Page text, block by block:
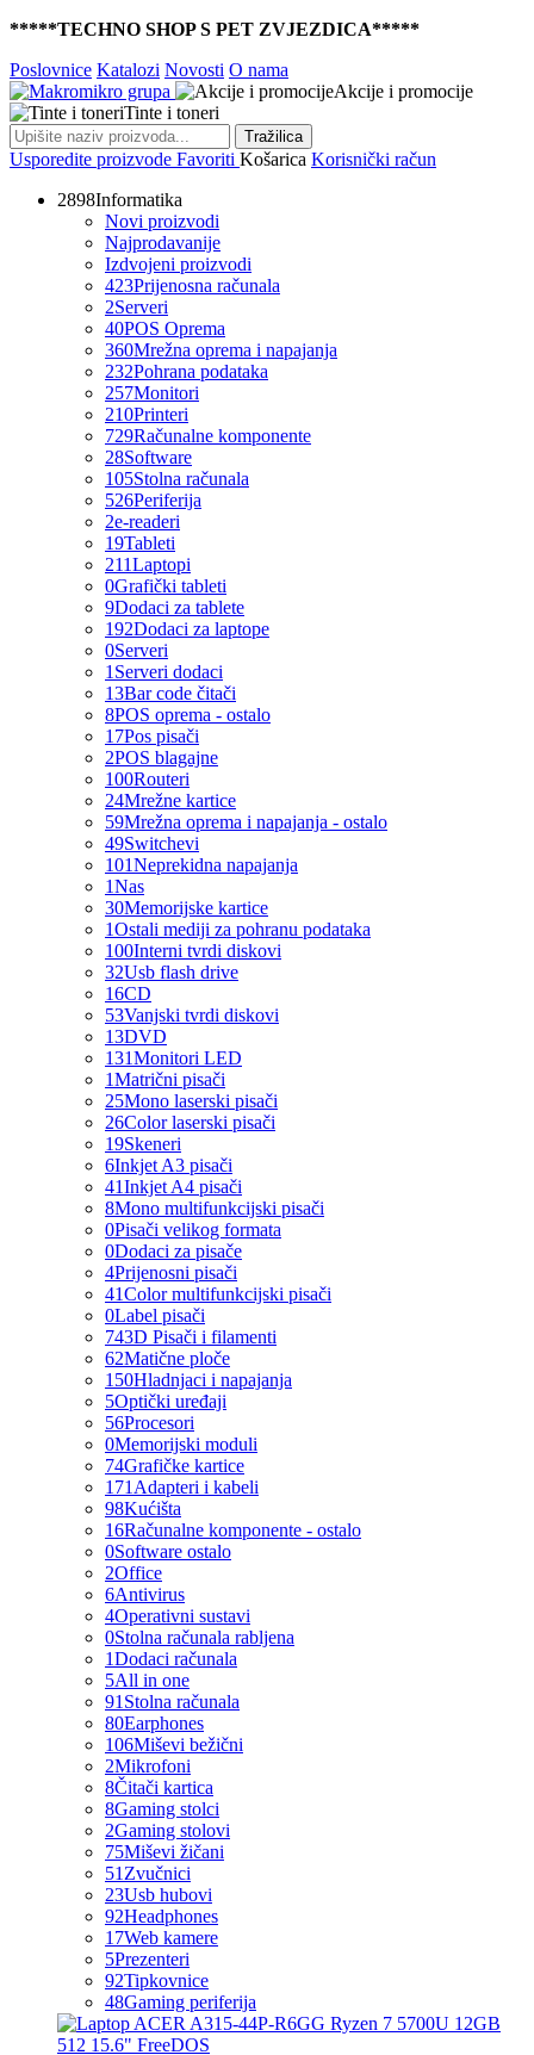
*****TECHNO SHOP S PET ZVJEZDICA*****
Poslovnice Katalozi Novosti O nama
Akcije i promocije
Tinte i toneri
Tražilica
Usporedite proizvode Favoriti Košarica Korisnički račun
2898Informatika
Novi proizvodi
Najprodavanije
Izdvojeni proizvodi
423Prijenosna računala
2Serveri
40POS Oprema
360Mrežna oprema i napajanja
232Pohrana podataka
257Monitori
210Printeri
729Računalne komponente
28Software
105Stolna računala
526Periferija
2e-readeri
19Tableti
211Laptopi
0Grafički tableti
9Dodaci za tablete
192Dodaci za laptope
0Serveri
1 Serveri dodaci
13Bar code čitači
8POS oprema - ostalo
17Pos pisači
2POS blagajne
100Routeri
24Mrežne kartice
59Mrežna oprema i napajanja - ostalo
49Switchevi
101Neprekidna napajanja
1Nas
30Memorijske kartice
1Ostali mediji za pohranu podataka
100Interni tvrdi diskovi
32Usb flash drive
16CD
53Vanjski tvrdi diskovi
13DVD
131Monitori LED
1Matrični pisači
25Mono laserski pisači
26Color laserski pisači
19Skeneri
6Inkjet A3 pisači
41Inkjet A4 pisači
8Mono multifunkcijski pisači
0Pisači velikog formata
0Dodaci za pisače
4Prijenosni pisači
41Color multifunkcijski pisači
0Label pisači
743D Pisači i filamenti
62Matične ploče
150Hladnjaci i napajanja
5Optički uređaji
56Procesori
0Memorijski moduli
74Grafičke kartice
171 Adapteri i kabeli
98Kućišta
16Računalne komponente - ostalo
0Software ostalo
2Office
6Antivirus
4Operativni sustavi
0Stolna računala rabljena
1Dodaci računala
5All in one
91 Stolna računala
80Earphones
106Miševi bežični
2Mikrofoni
8Čitači kartica
8Gaming stolci
2Gaming stolovi
75Miševi žičani
51 Zvučnici
23Usb hubovi
92Headphones
17Web kamere
5Prezenteri
92Tipkovnice
48Gaming periferija